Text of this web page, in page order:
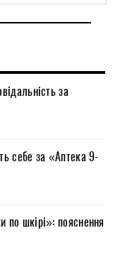
за
себе за «Аптека 9-
по шкірі»: пояснення